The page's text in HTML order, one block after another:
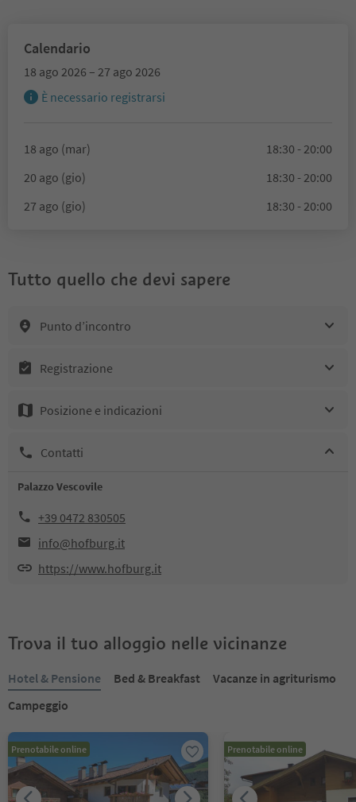
Calendario
18 ago 2026 – 27 ago 2026
È necessario registrarsi
18 ago (mar)
18:30 - 20:00
20 ago (gio)
18:30 - 20:00
27 ago (gio)
18:30 - 20:00
Tutto quello che devi sapere
Punto d’incontro
Registrazione
Posizione e indicazioni
Contatti
Palazzo Vescovile
+39 0472 830505
info@hofburg.it
https://www.hofburg.it
Trova il tuo alloggio nelle vicinanze
Hotel & Pensione Bed & Breakfast
Vacanze in agriturismo
Campeggio
Prenotabile online Prenotabile online